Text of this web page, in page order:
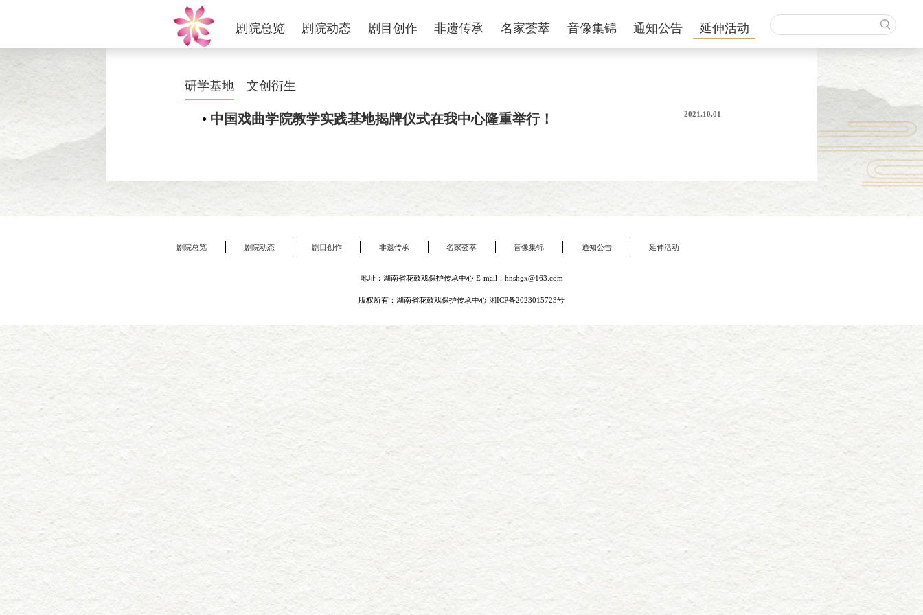
剧院总览 剧院动态 剧目创作 非遗传承 名家荟萃 音像集锦 通知公告 延伸活动
研学基地 文创衍生
• 中国戏曲学院教学实践基地揭牌仪式在我中心隆重举行！ 2021.10.01
剧院总览 剧院动态 剧目创作 非遗传承 名家荟萃 音像集锦 通知公告 延伸活动
地址：湖南省花鼓戏保护传承中心 E-mail：hnshgx@163.com
版权所有：湖南省花鼓戏保护传承中心 湘ICP备2023015723号